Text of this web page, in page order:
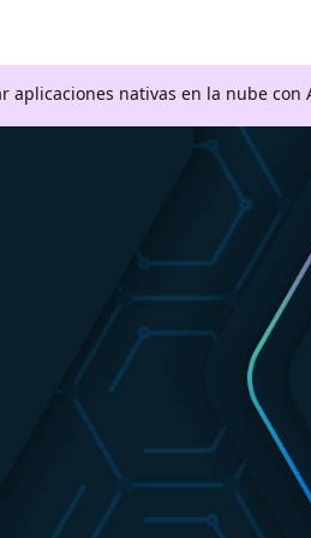
aplicaciones nativas en la nube con